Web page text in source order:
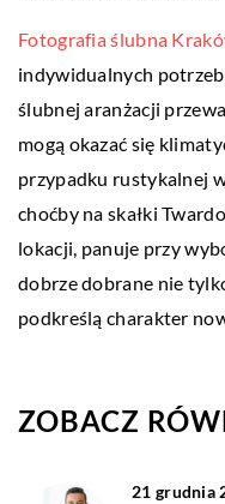
Fotografia ślubna
indywidualnych
ślubnej aranżacji
mogą okazać się
przypadku rustykalnej
choćby na skałki
lokacji, panuje przy
dobrze dobrane nie
podkreślą charakter
ZOBACZ
21 grudnia